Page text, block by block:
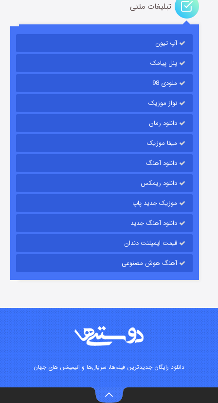
باب اسفنجی فصل ۱۷
قسمت
قسمت۱۵ (دوبله) منتشر شد
تبلیغات متنی
آپ تیون
پنل پیامک
ملودی 98
نواز موزیک
دانلود رمان
میفا موزیک
دانلود آهنگ
دانلود ریمکس
موزیک جدید پاپ
دانلود آهنگ جدید
قیمت ایمپلنت دندان
آهنگ هوش مصنوعی
دانلود رایگان جدیدترین فیلم‌ها، سریال‌ها و انیمیشن های جهان